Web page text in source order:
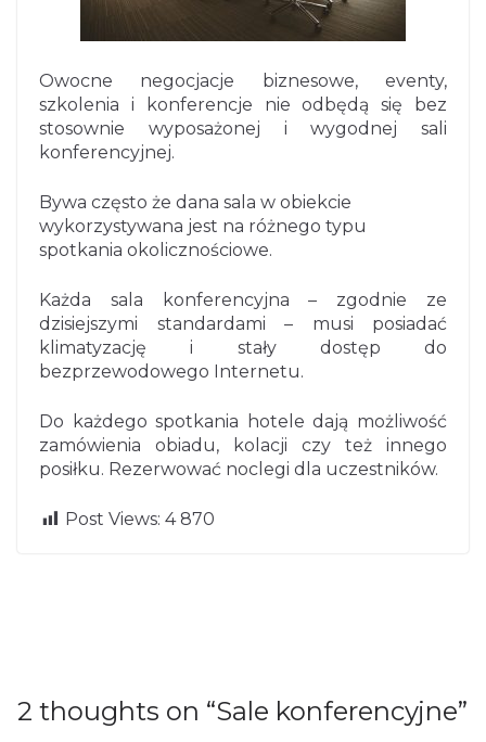
Owocne negocjacje biznesowe, eventy,
szkolenia i konferencje nie odbędą się bez
stosownie wyposażonej i wygodnej sali
konferencyjnej.
Bywa często że dana sala w obiekcie
wykorzystywana jest na różnego typu
spotkania okolicznościowe.
Każda sala konferencyjna – zgodnie ze
dzisiejszymi standardami – musi posiadać
klimatyzację i stały dostęp do
bezprzewodowego Internetu.
Do każdego spotkania hotele dają możliwość
zamówienia obiadu, kolacji czy też innego
posiłku. Rezerwować noclegi dla uczestników.
Post Views: 4 870
←
Drewniane, lo
2 thoughts on “Sale konferencyjne”